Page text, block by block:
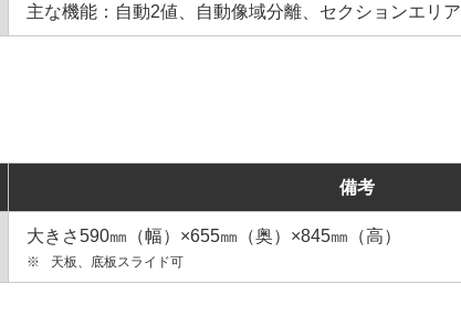
主な機能：自動2値、自動像域分離、セクションエリア
備考
大きさ590㎜（幅）×655㎜（奥）×845㎜（高）
※ 天板、底板スライド可